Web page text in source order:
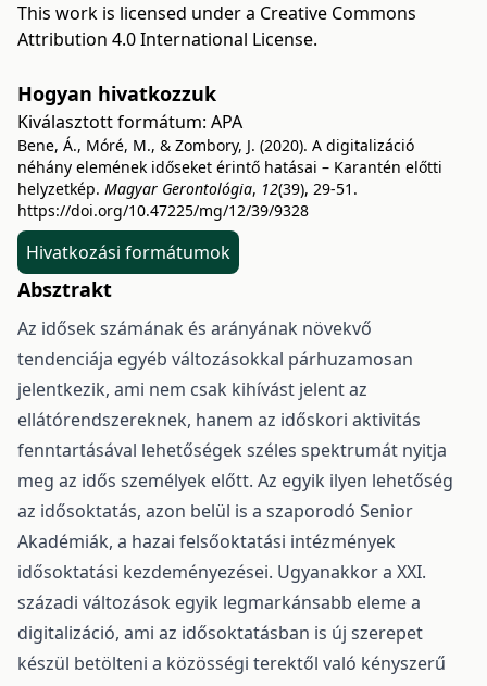
This work is licensed under a Creative Commons
Attribution 4.0 International License.
Hogyan hivatkozzuk
Kiválasztott formátum: APA
Bene, Á., Móré, M., & Zombory, J. (2020). A digitalizáció
néhány elemének időseket érintő hatásai – Karantén előtti
helyzetkép. Magyar Gerontológia, 12(39), 29-51.
https://doi.org/10.47225/mg/12/39/9328
Hivatkozási formátumok
Absztrakt
Az idősek számának és arányának növekvő
tendenciája egyéb változásokkal párhuzamosan
jelentkezik, ami nem csak kihívást jelent az
ellátórendszereknek, hanem az időskori aktivitás
fenntartásával lehetőségek széles spektrumát nyitja
meg az idős személyek előtt. Az egyik ilyen lehetőség
az idősoktatás, azon belül is a szaporodó Senior
Akadémiák, a hazai felsőoktatási intézmények
idősoktatási kezdeményezései. Ugyanakkor a XXI.
századi változások egyik legmarkánsabb eleme a
digitalizáció, ami az idősoktatásban is új szerepet
készül betölteni a közösségi terektől való kényszerű